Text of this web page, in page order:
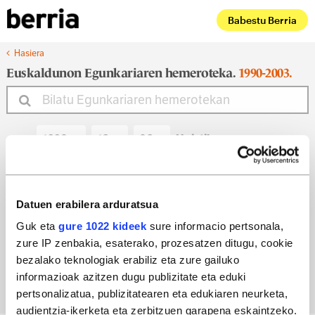
Datuen erabilera arduratsua
Guk eta gure 1022 kideek sure informacio pertsonala,
zure IP zenbakia, esaterako, prozesatzen ditugu, cookie
bezalako teknologiak erabiliz eta zure gailuko
informazioak azitzen dugu publizitate eta eduki
pertsonalizatua, publizitatearen eta edukiaren neurketa,
audientzia-ikerketa eta zerbitzuen garapena eskaintzeko.
Babestu Berria
Hasiera
Euskaldunon Egunkariaren hemeroteka. 1990-2003.
Noiztik
Noiz arte
Bilatu egun bateko edizioa